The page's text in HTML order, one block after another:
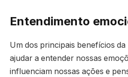
Entendimento
Um dos principais benefícios da
ajudar a entender nossas
influenciam nossas ações e